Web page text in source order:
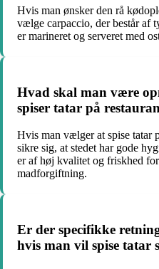
Hvis man ønsker den rå
vælge carpaccio, der består af
er marineret og serveret med
Hvad skal man være
spiser tatar på
Hvis man vælger at spise tatar
sikre sig, at stedet har gode
er af høj kvalitet og friskhed
madforgiftning.
Er der specifikke
hvis man vil spise tatar